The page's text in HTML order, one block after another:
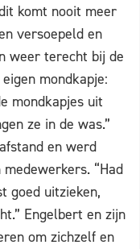
komt nooit meer
versoepeld en
weer terecht bij de
mondkapje:
mondkapjes uit
ze in de was.”
en werd
“Had
goed uitzieken,
Engelbert en zijn
om zichzelf en